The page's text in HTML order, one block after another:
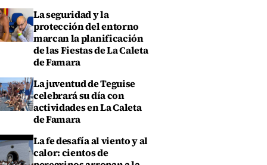
La seguridad y la
protección del entorno
marcan la planificación
de las Fiestas de La Caleta
de Famara
La juventud de Teguise
celebrará su día con
actividades en La Caleta
de Famara
La fe desafía al viento y al
calor: cientos de